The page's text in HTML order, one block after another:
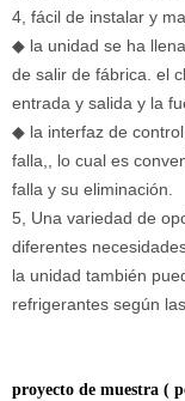
4, fácil de instalar y
◆ la unidad se ha
de salir de fábrica. el
entrada y salida y la
◆ la interfaz de
falla,, lo cual es
falla y su eliminación.
5, Una variedad de
diferentes
la unidad también
refrigerantes según
proyecto de muestra (